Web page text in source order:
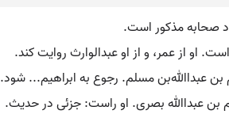
صحابه مذکور است.
او از عمر، و از او عبدالوارث روایت کند.
بن عبداﷲبن مسلم. رجوع به ابراهیم... شود.
بن عبداﷲ بصری. او راست: جزئی در حدیث.